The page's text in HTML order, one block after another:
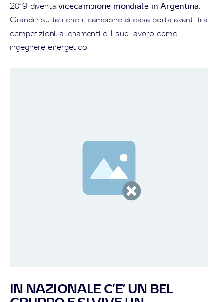
2019 diventa vicecampione mondiale in Argentina.
Grandi risultati che il campione di casa porta avanti tra
competizioni, allenamenti e il suo lavoro come
ingegnere energetico.
IN NAZIONALE C’E’ UN BEL